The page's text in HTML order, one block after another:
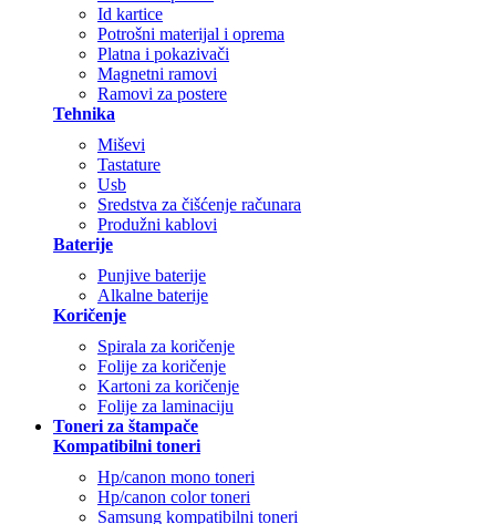
Id kartice
Potrošni materijal i oprema
Platna i pokazivači
Magnetni ramovi
Ramovi za postere
Tehnika
Miševi
Tastature
Usb
Sredstva za čišćenje računara
Produžni kablovi
Baterije
Punjive baterije
Alkalne baterije
Koričenje
Spirala za koričenje
Folije za koričenje
Kartoni za koričenje
Folije za laminaciju
Toneri za štampače
Kompatibilni toneri
Hp/canon mono toneri
Hp/canon color toneri
Samsung kompatibilni toneri